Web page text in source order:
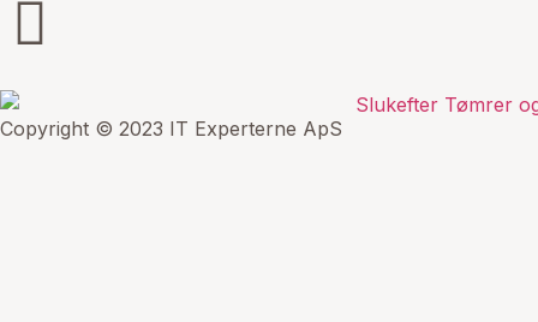
Copyright © 2023 IT Experterne ApS